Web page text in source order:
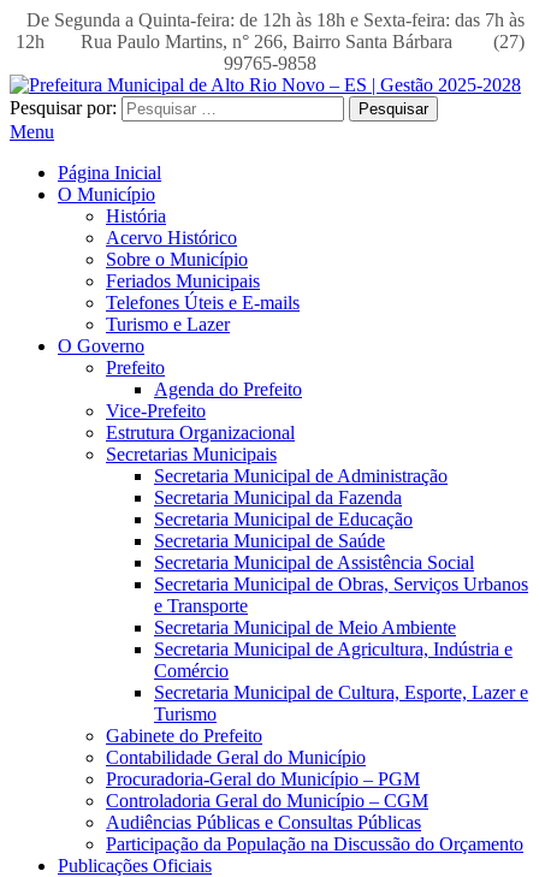
De Segunda a Quinta-feira: de 12h às 18h e Sexta-feira: das 7h às
12h
Rua Paulo Martins, n° 266, Bairro Santa Bárbara
(27)
99765-9858
Pesquisar por:
Menu
Página Inicial
O Município
História
Acervo Histórico
Sobre o Município
Feriados Municipais
Telefones Úteis e E-mails
Turismo e Lazer
O Governo
Prefeito
Agenda do Prefeito
Vice-Prefeito
Estrutura Organizacional
Secretarias Municipais
Secretaria Municipal de Administração
Secretaria Municipal da Fazenda
Secretaria Municipal de Educação
Secretaria Municipal de Saúde
Secretaria Municipal de Assistência Social
Secretaria Municipal de Obras, Serviços Urbanos
e Transporte
Secretaria Municipal de Meio Ambiente
Secretaria Municipal de Agricultura, Indústria e
Comércio
Secretaria Municipal de Cultura, Esporte, Lazer e
Turismo
Gabinete do Prefeito
Contabilidade Geral do Município
Procuradoria-Geral do Município – PGM
Controladoria Geral do Município – CGM
Audiências Públicas e Consultas Públicas
Participação da População na Discussão do Orçamento
Publicações Oficiais